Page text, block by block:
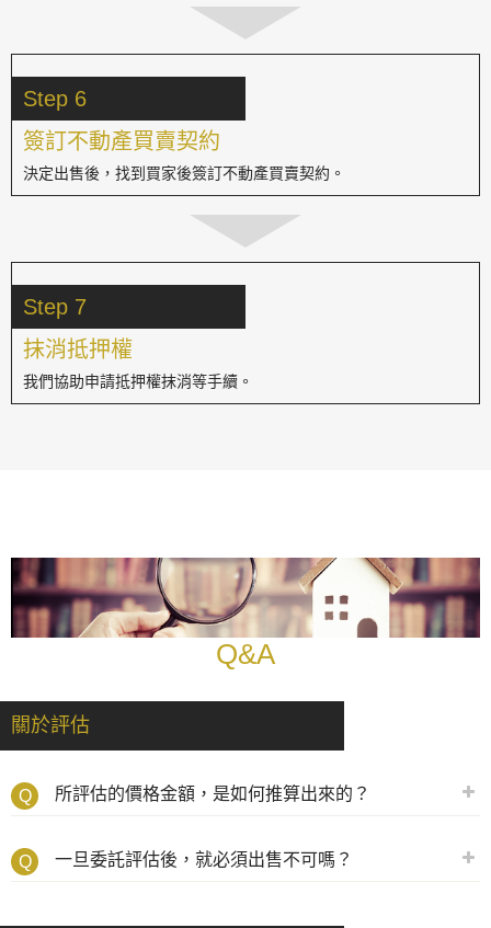
Step 6
簽訂不動產買賣契約
決定出售後，找到買家後簽訂不動產買賣契約。
Step 7
抹消抵押權
我們協助申請抵押權抹消等手續。
Q&A
關於評估
所評估的價格金額，是如何推算出來的？
一旦委託評估後，就必須出售不可嗎？